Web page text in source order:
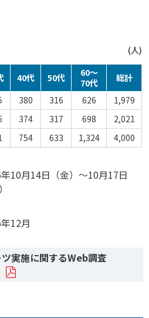
ィブなまちづくり
る学ぶ
―スポーツ政策の『卵』 ―
(人)
40代 50代
60～
70代
総計
380 316 626
1,979
374 317 698
2,021
754 633 1,324 4,000
10月14日（金）～10月17日
12月
実施に関するWeb調査